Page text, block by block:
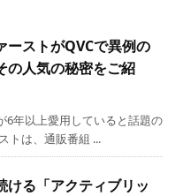
ーストがQVCで異例の
の人気の秘密をご紹
6年以上愛用していると話題の
トは、通販番組 ...
ける「アクティブリッ